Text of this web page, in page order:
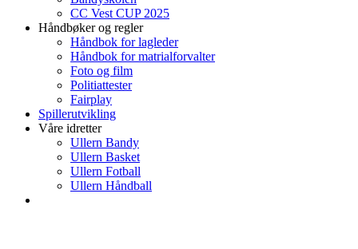
CC Vest CUP 2025
Håndbøker og regler
Håndbok for lagleder
Håndbok for matrialforvalter
Foto og film
Politiattester
Fairplay
Spillerutvikling
Våre idretter
Ullern Bandy
Ullern Basket
Ullern Fotball
Ullern Håndball